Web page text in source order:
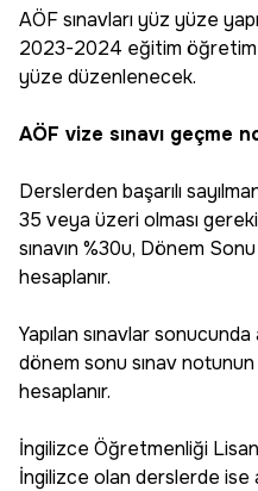
AÖF sınavları yüz yüze
2023-2024 eğitim öğretim
yüze düzenlenecek.
AÖF vize sınavı geçme
Derslerden başarılı
35 veya üzeri olması
sınavın %30u, Dönem
hesaplanır.
Yapılan sınavlar
dönem sonu sınav notunun
hesaplanır.
İngilizce Öğretmenliği
İngilizce olan derslerde ise